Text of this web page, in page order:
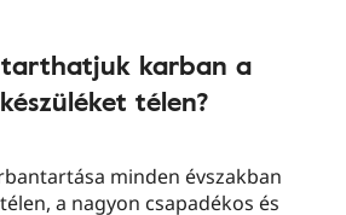
karban a
télen?
minden évszakban
a nagyon csapadékos és